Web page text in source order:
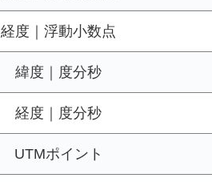
経度｜浮動小数点
緯度｜度分秒
経度｜度分秒
UTMポイント